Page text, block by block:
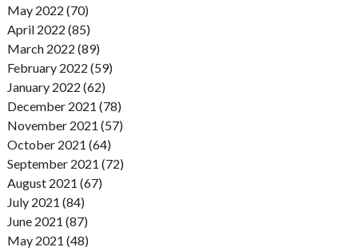
May 2022 (70)
April 2022 (85)
March 2022 (89)
February 2022 (59)
January 2022 (62)
December 2021 (78)
November 2021 (57)
October 2021 (64)
September 2021 (72)
August 2021 (67)
July 2021 (84)
June 2021 (87)
May 2021 (48)